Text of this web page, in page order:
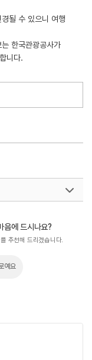
될 수 있으니 여행
한국관광공사가
니다.
음에 드시나요?
추천해 드리겠습니다.
예요